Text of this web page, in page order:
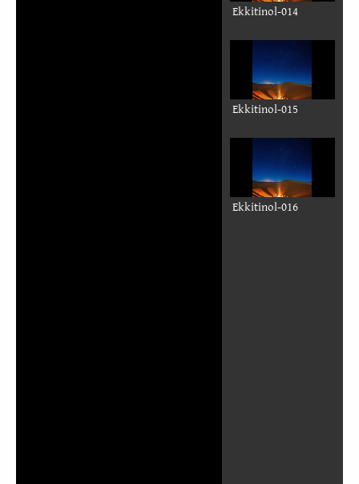
Ekkitinol-014
Ekkitinol-015
Ekkitinol-016